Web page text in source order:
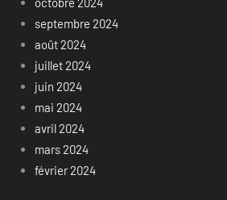
septembre 2024
août 2024
juillet 2024
juin 2024
mai 2024
avril 2024
mars 2024
février 2024